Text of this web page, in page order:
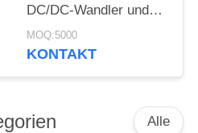
DC/DC-Wandler und
Schaltnetzteilanwendungen
mit kundenspezifischen
MOQ:5000
KONTAKT
Alle